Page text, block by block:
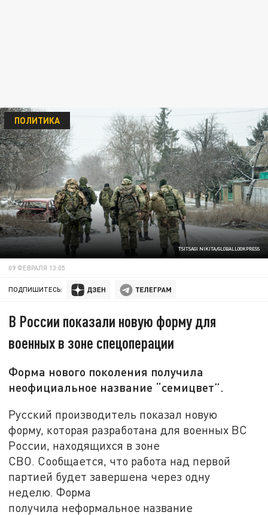
TSITSAGI NIKITA/GLOBALLOOKPRESS
ПОЛИТИКА
09 ФЕВРАЛЯ 13:05
ПОДПИШИТЕСЬ:
В России показали новую форму для
военных в зоне спецоперации
Форма нового поколения получила
неофициальное название “семицвет”.
Русский производитель показал новую
форму, которая разработана для военных ВС
России, находящихся в зоне
СВО. Сообщается, что работа над первой
партией будет завершена через одну
неделю. Форма
получила неформальное название